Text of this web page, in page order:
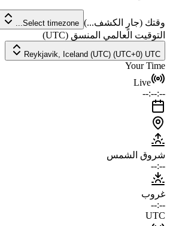
وقتك (جارٍ الكشف...) Select timezone...
التوقيت العالمي المنسق (UTC)
Reykjavik, Iceland (UTC) (UTC+0) UTC
Your Time
Live
--:--:--
شروق الشمس
--:--
غروب
--:--
UTC